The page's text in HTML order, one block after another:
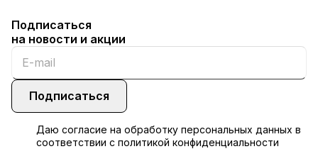
Подписаться
на новости и акции
Подписаться
Даю согласие на обработку персональных данных в
соответствии с политикой конфиденциальности